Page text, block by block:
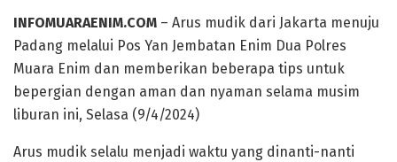
INFOMUARAENIM.COM – Arus mudik dari Jakarta menuju
Padang melalui Pos Yan Jembatan Enim Dua Polres
Muara Enim dan memberikan beberapa tips untuk
bepergian dengan aman dan nyaman selama musim
liburan ini, Selasa (9/4/2024)
Arus mudik selalu menjadi waktu yang dinanti-nanti